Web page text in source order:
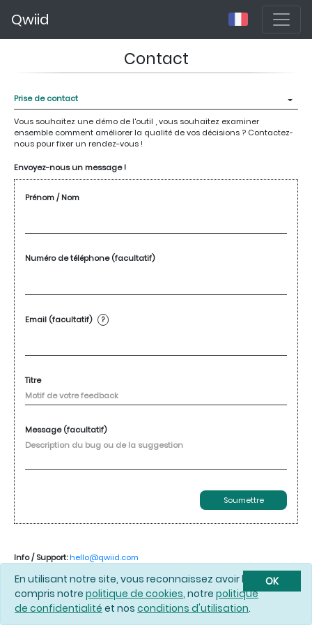
Qwiid
Contact
Vous souhaitez une démo de l'outil , vous souhaitez examiner
ensemble comment améliorer la qualité de vos décisions ? Contactez-
nous pour fixer un rendez-vous !
Envoyez-nous un message !
Prénom / Nom
Numéro de téléphone (facultatif)
Email (facultatif) ?
Titre
Message (facultatif)
Soumettre
Info / Support:hello@qwiid.com
© 2026 Qwiid | politique de cookies|politique de confidentialité|
d'utilisation
En utilisant notre site, vous reconnaissez avoir lu et
compris notre politique de cookies, notre politique
de confidentialité et nos conditions d'utilisation.
OK